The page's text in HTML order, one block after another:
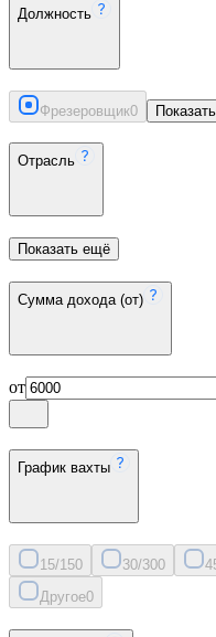
Должность
Фрезеровщик0
Отрасль
Показать ещё
Сумма дохода (от)
от
График вахты
15/150 30/300
Другое0